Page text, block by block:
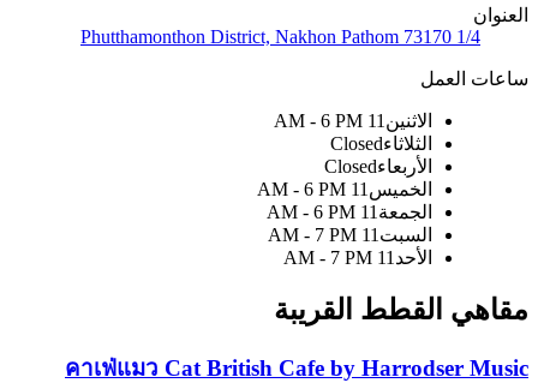
العنوان
1/4 Phutthamonthon District, Nakhon Pathom 73170
ساعات العمل
الاثنين 11 AM - 6 PM
الثلاثاءClosed
الأربعاءClosed
الخميس 11 AM - 6 PM
الجمعة 11 AM - 6 PM
السبت 11 AM - 7 PM
الأحد 11 AM - 7 PM
مقاهي القطط القريبة
คาเฟ่แมว Cat British Cafe by Harrodser Music